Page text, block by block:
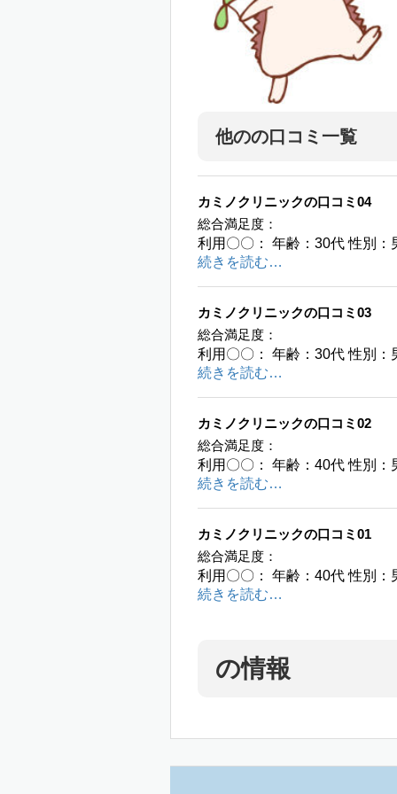
他のの口コミ一覧
カミノクリニックの口コミ04
総合満足度：
利用〇〇： 年齢：30代 性別：
続きを読む…
カミノクリニックの口コミ03
総合満足度：
利用〇〇： 年齢：30代 性別：
続きを読む…
カミノクリニックの口コミ02
総合満足度：
利用〇〇： 年齢：40代 性別：
続きを読む…
カミノクリニックの口コミ01
総合満足度：
利用〇〇： 年齢：40代 性別：
続きを読む…
の情報